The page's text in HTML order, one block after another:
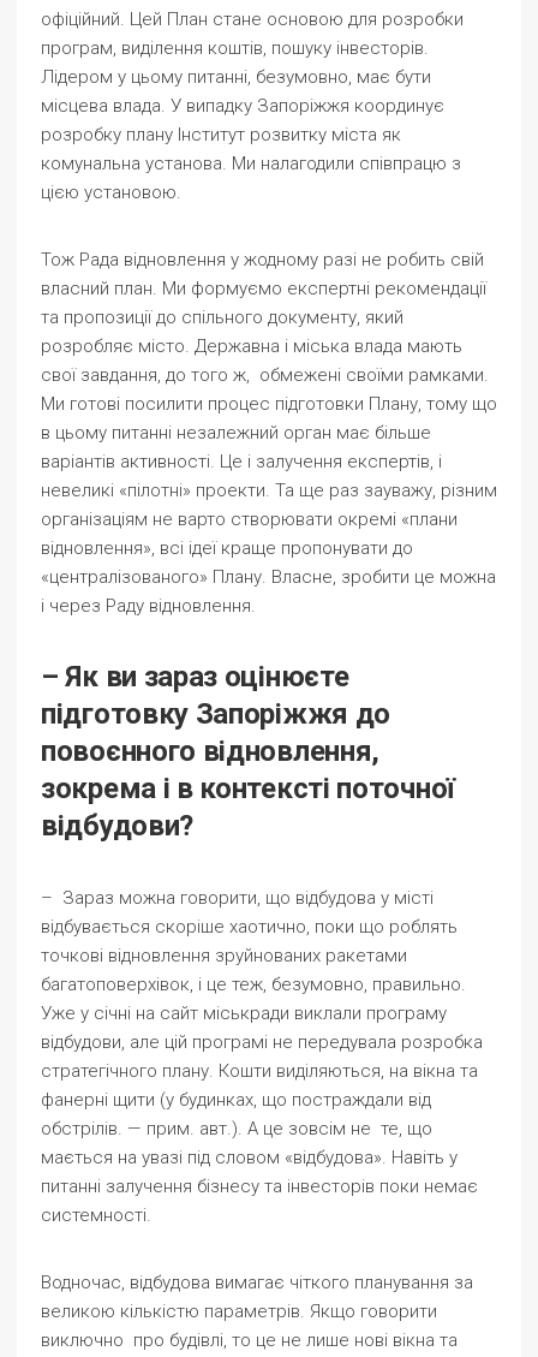
офіційний. Цей План стане основою для розробки
програм, виділення коштів, пошуку інвесторів.
Лідером у цьому питанні, безумовно, має бути
місцева влада. У випадку Запоріжжя координує
розробку плану Інститут розвитку міста як
комунальна установа. Ми налагодили співпрацю з
цією установою.
Тож Рада відновлення у жодному разі не робить свій
власний план. Ми формуємо експертні рекомендації
та пропозиції до спільного документу, який
розробляє місто. Державна і міська влада мають
свої завдання, до того ж, обмежені своїми рамками.
Ми готові посилити процес підготовки Плану, тому що
в цьому питанні незалежний орган має більше
варіантів активності. Це і залучення експертів, і
невеликі «пілотні» проекти. Та ще раз зауважу, різним
організаціям не варто створювати окремі «плани
відновлення», всі ідеї краще пропонувати до
«централізованого» Плану. Власне, зробити це можна
і через Раду відновлення.
– Як ви зараз оцінюєте
підготовку Запоріжжя до
повоєнного відновлення,
зокрема і в контексті поточної
відбудови?
– Зараз можна говорити, що відбудова у місті
відбувається скоріше хаотично, поки що роблять
точкові відновлення зруйнованих ракетами
багатоповерхівок, і це теж, безумовно, правильно.
Уже у січні на сайт міськради виклали програму
відбудови, але цій програмі не передувала розробка
стратегічного плану. Кошти виділяються, на вікна та
фанерні щити (у будинках, що постраждали від
обстрілів. — прим. авт.). А це зовсім не те, що
мається на увазі під словом «відбудова». Навіть у
питанні залучення бізнесу та інвесторів поки немає
системності.
Водночас, відбудова вимагає чіткого планування за
великою кількістю параметрів. Якщо говорити
виключно про будівлі, то це не лише нові вікна та